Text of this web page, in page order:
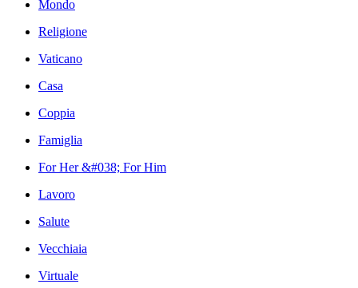
Mondo
Religione
Vaticano
Casa
Coppia
Famiglia
For Her &#038; For Him
Lavoro
Salute
Vecchiaia
Virtuale